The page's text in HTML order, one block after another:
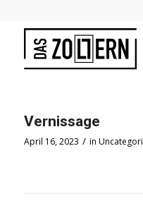
Vernissage
April 16, 2023 / in